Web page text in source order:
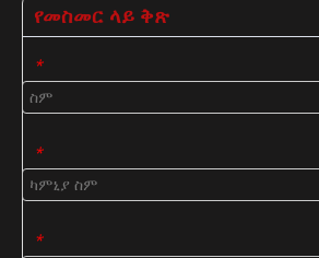
የመስመር ላይ ቅጽ
*
*
*